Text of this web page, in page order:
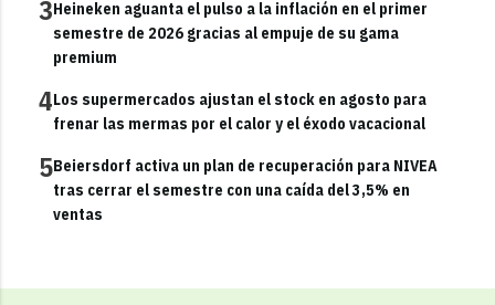
3Heineken aguanta el pulso a la inflación en el primer
semestre de 2026 gracias al empuje de su gama
premium
4Los supermercados ajustan el stock en agosto para
frenar las mermas por el calor y el éxodo vacacional
5Beiersdorf activa un plan de recuperación para NIVEA
tras cerrar el semestre con una caída del 3,5% en
ventas